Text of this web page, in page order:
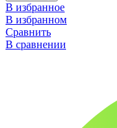
В избранное
В избранном
Сравнить
В сравнении